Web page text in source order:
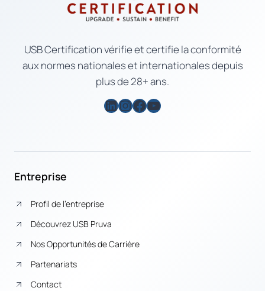
USB Certification vérifie et certifie la conformité
aux normes nationales et internationales depuis
plus de 28+ ans.
LinkedIn
Instagram
Facebook
YouTube
Entreprise
Profil de l’entreprise
Découvrez USB Pruva
Nos Opportunités de Carrière
Partenariats
Contact